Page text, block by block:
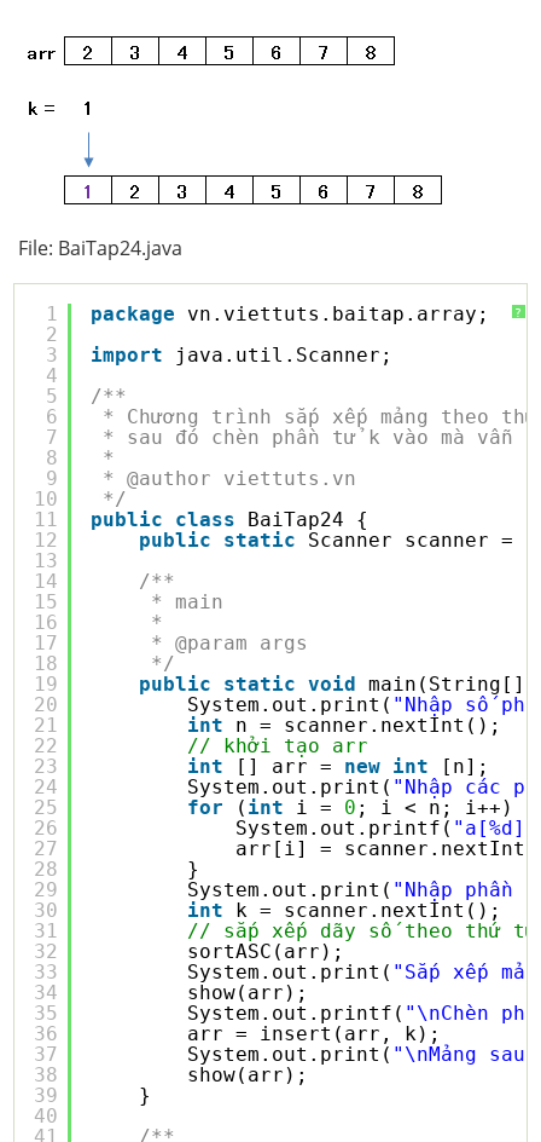
File: BaiTap24.java
?
1
2
3
4
5
6
7
8
9
10
11
12
13
14
15
16
17
18
19
20
21
22
23
24
25
26
27
28
29
30
31
32
33
34
35
36
37
38
39
40
41
package
vn.viettuts.baitap.array;
import
java.util.Scanner;
/**
* Chương trình sắp xếp mảng theo
* sau đó chèn phần tử k vào mà vẫn
*
* @author viettuts.vn
*/
public
class
BaiTap24 {
public
static Scanner scanner =
/**
* main
*
* @param args
*/
public
static void
main(String[]
System.out.print( "Nhập số
int
n = scanner.nextInt();
// khởi tạo arr
int
[] arr = new int
[n];
System.out.print( "Nhập các
for
( int i = 0 ; i < n; i++) {
System.out.printf( "a[%d]
arr[i] =
}
System.out.print( "Nhập phần
int
k = scanner.nextInt();
// sắp xếp dãy số theo thứ tự
sortASC(arr);
System.out.print( "Sắp xếp
show(arr);
System.out.printf( "\nChèn
arr = insert(arr, k);
System.out.print( "\nMảng
show(arr);
}
/**